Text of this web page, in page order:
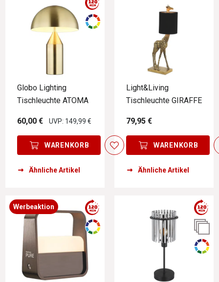
Globo Lighting
Tischleuchte ATOMA
60,00 € UVP: 149,99 €
WARENKORB
Ähnliche Artikel
Light&Living
Tischleuchte GIRAFFE
79,95 €
WARENKORB
Ähnliche Artikel
Werbeaktion